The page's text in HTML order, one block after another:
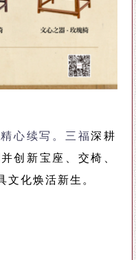
心续写。三福深耕
创新宝座、交椅、
文化焕活新生。